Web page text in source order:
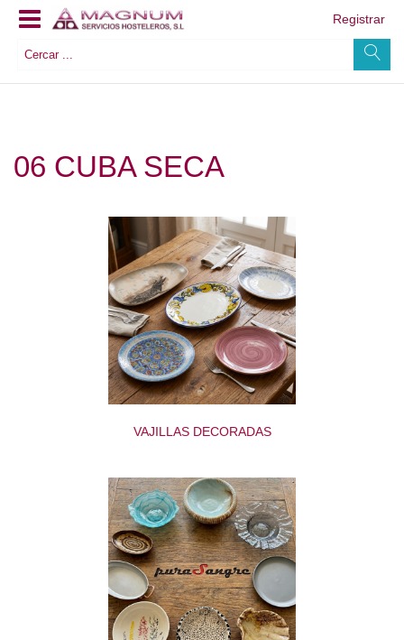
Registrar
06 CUBA SECA
VAJILLAS DECORADAS